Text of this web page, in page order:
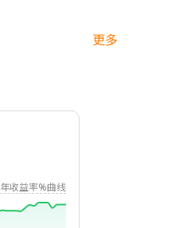
更多
年收益率%曲线